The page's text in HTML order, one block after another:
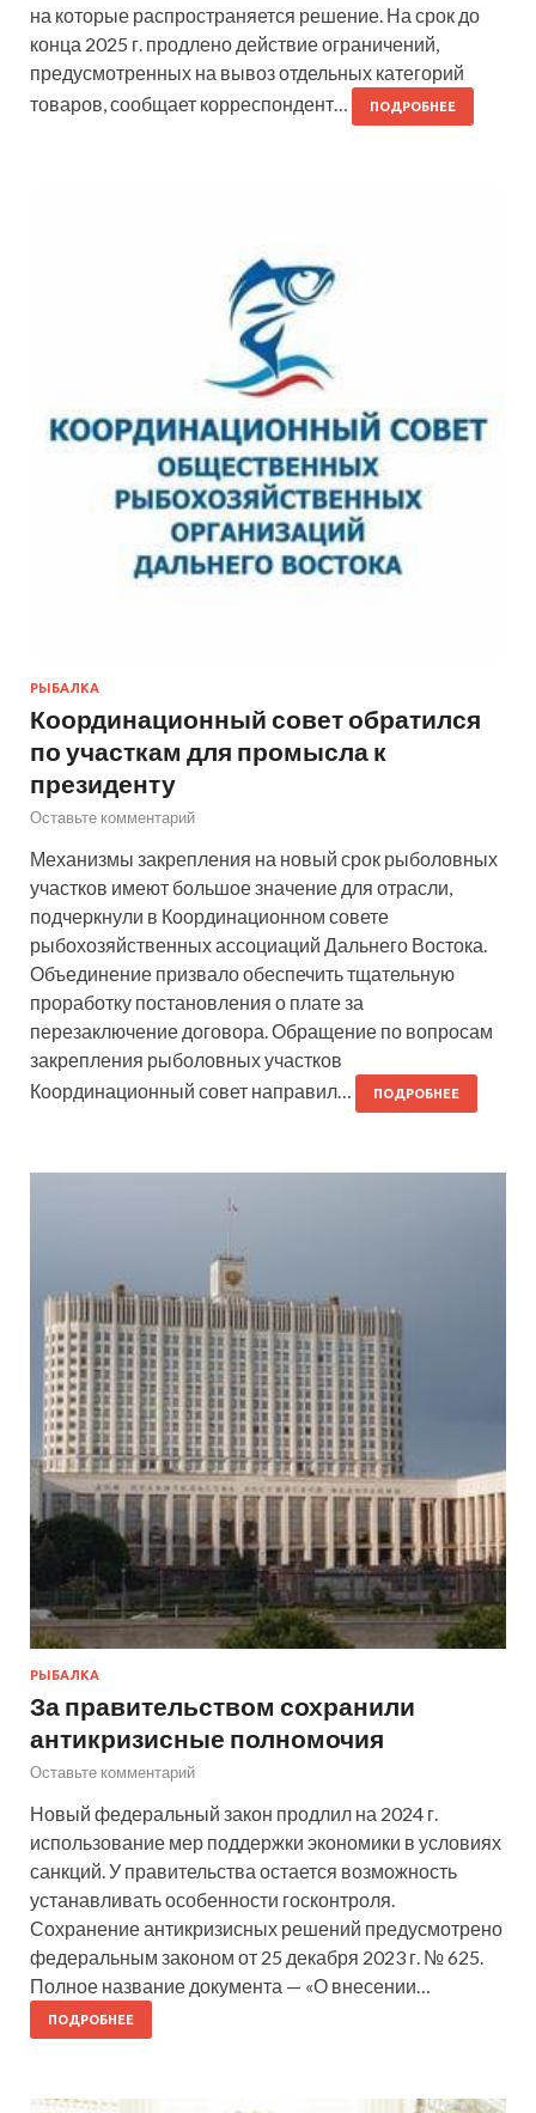
на которые распространяется решение. На срок до
конца 2025 г. продлено действие ограничений,
предусмотренных на вывоз отдельных категорий
товаров, сообщает корреспондент…
ПОДРОБНЕЕ
РЫБАЛКА
Координационный совет обратился
по участкам для промысла к
президенту
Оставьте комментарий
Механизмы закрепления на новый срок рыболовных
участков имеют большое значение для отрасли,
подчеркнули в Координационном совете
рыбохозяйственных ассоциаций Дальнего Востока.
Объединение призвало обеспечить тщательную
проработку постановления о плате за
перезаключение договора. Обращение по вопросам
закрепления рыболовных участков
Координационный совет направил…
ПОДРОБНЕЕ
РЫБАЛКА
За правительством сохранили
антикризисные полномочия
Оставьте комментарий
Новый федеральный закон продлил на 2024 г.
использование мер поддержки экономики в условиях
санкций. У правительства остается возможность
устанавливать особенности госконтроля.
Сохранение антикризисных решений предусмотрено
федеральным законом от 25 декабря 2023 г. № 625.
Полное название документа — «О внесении…
ПОДРОБНЕЕ